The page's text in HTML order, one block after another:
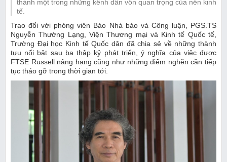
thành một trong những kênh dẫn vốn quan trọng của nền kinh
tế.
Trao đổi với phóng viên Báo Nhà báo và Công luận, PGS.TS
Nguyễn Thường Lạng, Viện Thương mại và Kinh tế Quốc tế,
Trường Đại học Kinh tế Quốc dân đã chia sẻ về những thành
tựu nổi bật sau ba thập kỷ phát triển, ý nghĩa của việc được
FTSE Russell nâng hạng cũng như những điểm nghẽn cần tiếp
tục tháo gỡ trong thời gian tới.